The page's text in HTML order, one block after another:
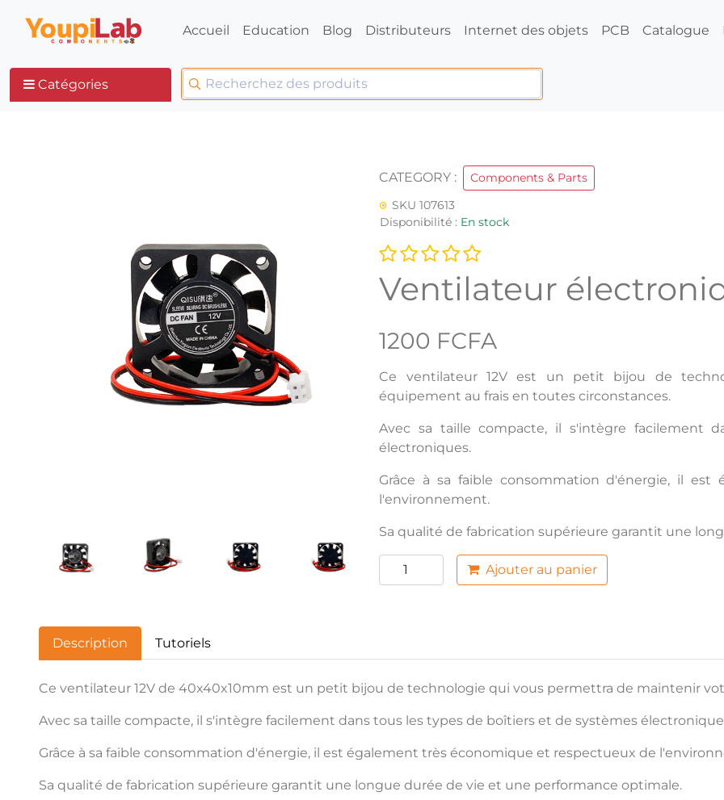
Accueil Education Blog Distributeurs Internet des objets PCB Catalogue
Catégories
CATEGORY :
Components & Parts
SKU 107613
Disponibilité : En stock
Ventilateur
1200 FCFA
Ce ventilateur 12V est un petit bijou de
équipement au frais en toutes circonstances.
Avec sa taille compacte, il s'intègre facilement
électroniques.
Grâce à sa faible consommation d'énergie, il
l'environnement.
Sa qualité de fabrication supérieure garantit une
Ajouter au panier
Description Tutoriels
Ce ventilateur 12V de 40x40x10mm est un petit bijou de technologie qui vous permettra de maintenir
Avec sa taille compacte, il s'intègre facilement dans tous les types de boîtiers et de systèmes
Grâce à sa faible consommation d'énergie, il est également très économique et respectueux de
Sa qualité de fabrication supérieure garantit une longue durée de vie et une performance optimale.